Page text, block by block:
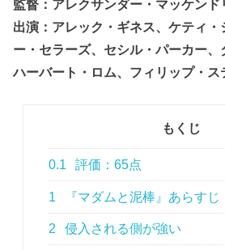
監督：アレクサンダー・マッケンド
出演：アレック・ギネス、ケティ・
ー・セラーズ、セシル・パーカー、
ハーバート・ロム、フィリップ・
もくじ
0.1 評価：65点
1 『マダムと泥棒』あらすじ
2 侵入される側が強い